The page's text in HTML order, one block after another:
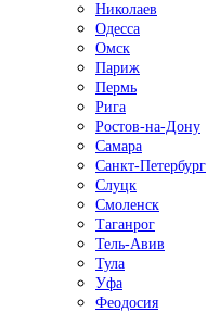
Николаев
Одесса
Омск
Париж
Пермь
Рига
Ростов-на-Дону
Самара
Санкт-Петербург
Слуцк
Смоленск
Таганрог
Тель-Авив
Тула
Уфа
Феодосия